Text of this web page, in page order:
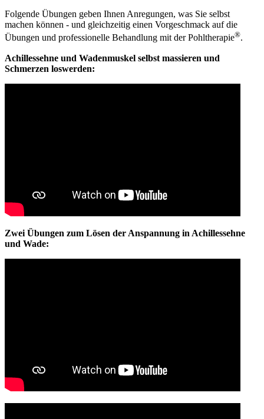
Folgende Übungen geben Ihnen Anregungen, was Sie selbst
machen können - und gleichzeitig einen Vorgeschmack auf die
Übungen und professionelle Behandlung mit der Pohltherapie®.
Achillessehne und Wadenmuskel selbst massieren und
Schmerzen loswerden:
Zwei Übungen zum Lösen der Anspannung in Achillessehne
und Wade: